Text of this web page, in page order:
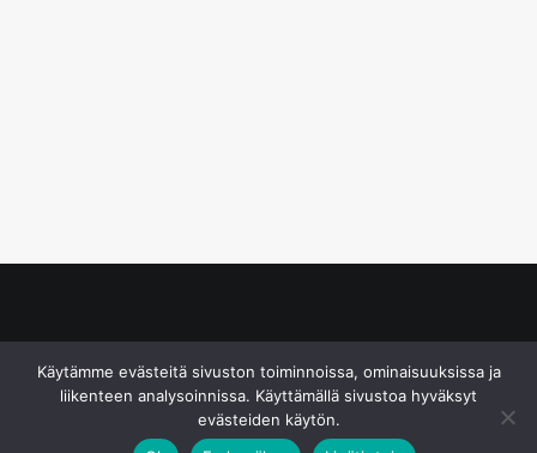
Käytämme evästeitä sivuston toiminnoissa, ominaisuuksissa ja
liikenteen analysoinnissa. Käyttämällä sivustoa hyväksyt
evästeiden käytön.